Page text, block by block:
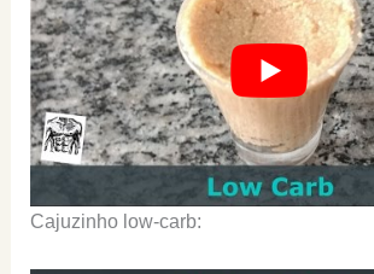
Cajuzinho low-carb: